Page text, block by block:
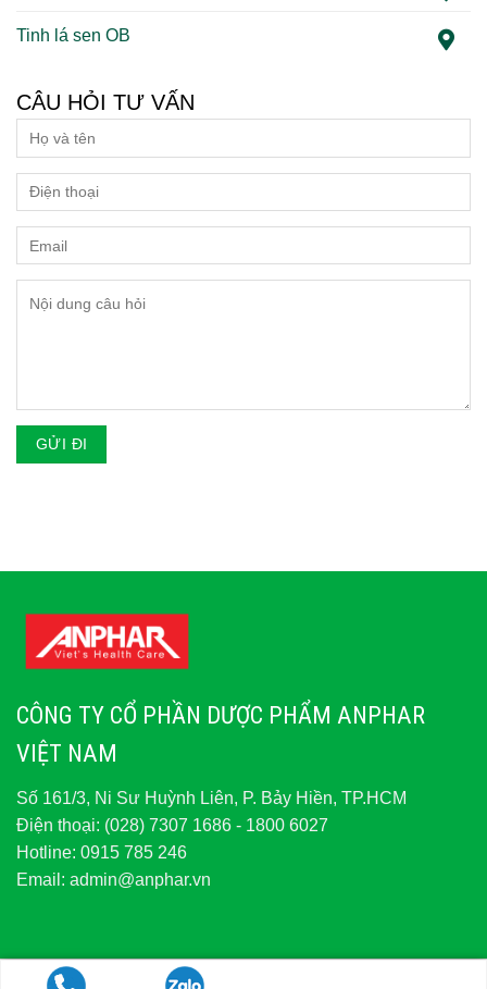
Tinh lá sen OB
CÂU HỎI TƯ VẤN
CÔNG TY CỔ PHẦN DƯỢC PHẨM ANPHAR
VIỆT NAM
Số 161/3, Ni Sư Huỳnh Liên, P. Bảy Hiền, TP.HCM
Điện thoại: (028) 7307 1686 - 1800 6027
Hotline: 0915 785 246
Email: admin@anphar.vn
© Copyright 2026 - Bản quyền thuộc về Anphar. All Right Reserved